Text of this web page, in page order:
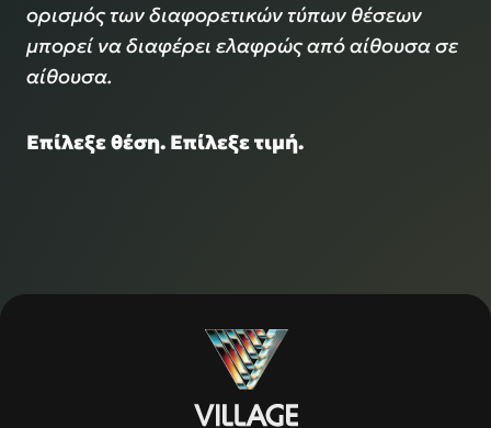
ορισμός των διαφορετικών τύπων θέσεων
μπορεί να διαφέρει ελαφρώς από αίθουσα σε
αίθουσα.
Επίλεξε θέση. Επίλεξε τιμή.